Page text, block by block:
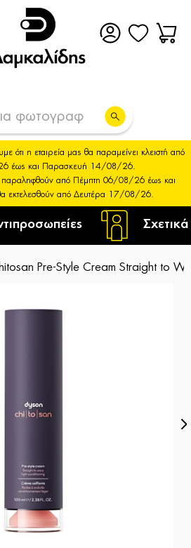
ότι η εταιρεία μας θα παραμείνει κλειστή από
έως και Παρασκευή 14/08/26.
παραληφθούν από Πέμπτη 06/08/26 έως και
εκτελεσθούν από Δευτέρα 17/08/26.
Pre-Style Cream Straight to